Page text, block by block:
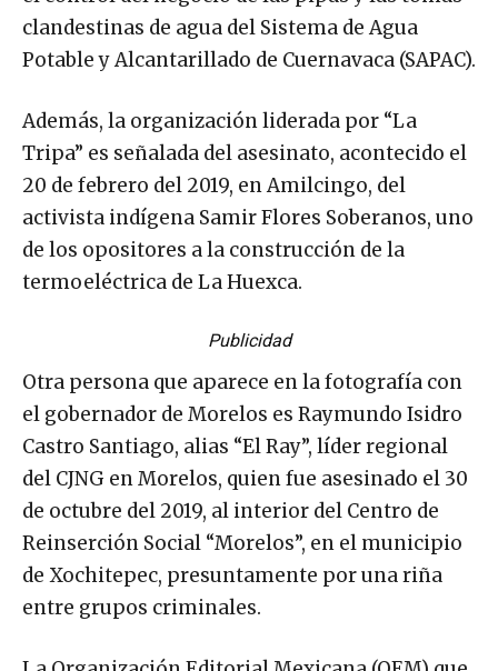
clandestinas de agua del Sistema de Agua
Potable y Alcantarillado de Cuernavaca (SAPAC).
Además, la organización liderada por “La
Tripa” es señalada del asesinato, acontecido el
20 de febrero del 2019, en Amilcingo, del
activista indígena Samir Flores Soberanos, uno
de los opositores a la construcción de la
termoeléctrica de La Huexca.
Publicidad
Otra persona que aparece en la fotografía con
el gobernador de Morelos es Raymundo Isidro
Castro Santiago, alias “El Ray”, líder regional
del CJNG en Morelos, quien fue asesinado el 30
de octubre del 2019, al interior del Centro de
Reinserción Social “Morelos”, en el municipio
de Xochitepec, presuntamente por una riña
entre grupos criminales.